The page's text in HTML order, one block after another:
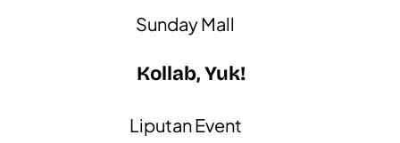
Sunday Mall
Kollab, Yuk!
Liputan Event